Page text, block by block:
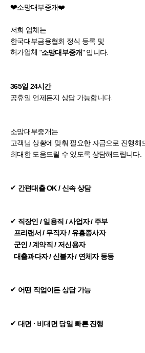
❤️소망대부중개❤️
저희 업체는
한국대부금융협회 정식 등록 및
허가업체 "소망대부중개" 입니다.
365일 24시간
공휴일 언제든지 상담 가능합니다.
소망대부중개는
고객님 상황에 맞춰 필요한 자금으로 진행해
최대한 도움드릴 수 있도록 상담해드립니다.
✔ 간편대출 OK / 신속 상담
✔ 직장인 / 일용직 / 사업자 / 주부
프리랜서 / 무직자 / 유흥종사자
군인 / 계약직 / 저신용자
대출과다자 / 신불자 / 연체자 등등
✔ 어떤 직업이든 상담 가능
✔ 대면 · 비대면 당일 빠른 진행